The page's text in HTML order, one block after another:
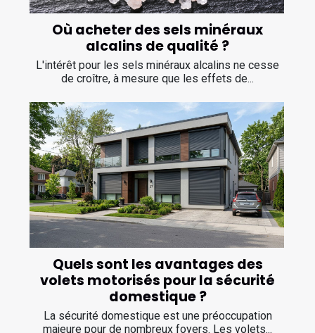
Où acheter des sels minéraux
alcalins de qualité ?
L'intérêt pour les sels minéraux alcalins ne cesse
de croître, à mesure que les effets de...
Quels sont les avantages des
volets motorisés pour la sécurité
domestique ?
La sécurité domestique est une préoccupation
majeure pour de nombreux foyers. Les volets...